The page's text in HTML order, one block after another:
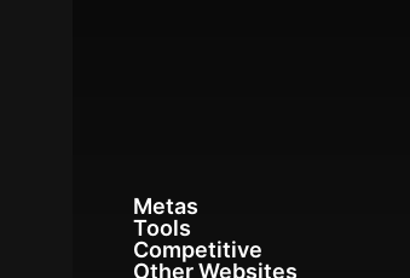
Metas
Tools
Competitive
Other Websites